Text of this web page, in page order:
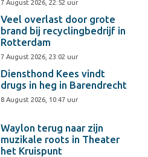
7 August 2026, 22:52 uur
Veel overlast door grote
brand bij recyclingbedrijf in
Rotterdam
7 August 2026, 23:02 uur
Diensthond Kees vindt
drugs in heg in Barendrecht
8 August 2026, 10:47 uur
Waylon terug naar zijn
muzikale roots in Theater
het Kruispunt